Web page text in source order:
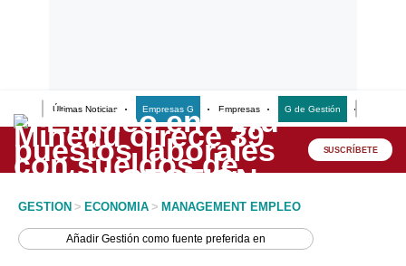
Últimas Noticias Empresas G Empresas G de Gestión
Lo último
Peru Quiosco SUSCRÍBETE
GESTION > ECONOMIA > MANAGEMENT EMPLEO
AñadirGestión como fuente preferida en